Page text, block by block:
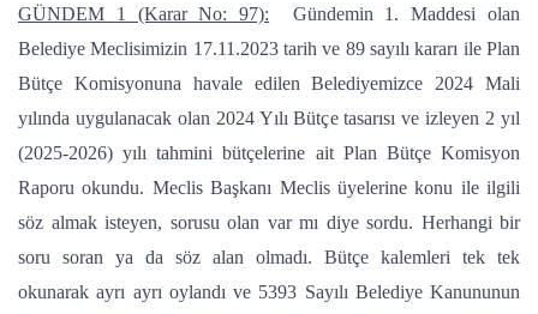
GÜNDEM 1 (Karar No: 97): Gündemin 1. Maddesi olan
Belediye Meclisimizin 17.11.2023 tarih ve 89 sayılı kararı ile Plan
Bütçe Komisyonuna havale edilen Belediyemizce 2024 Mali
yılında uygulanacak olan 2024 Yılı Bütçe tasarısı ve izleyen 2 yıl
(2025-2026) yılı tahmini bütçelerine ait Plan Bütçe Komisyon
Raporu okundu. Meclis Başkanı Meclis üyelerine konu ile ilgili
söz almak isteyen, sorusu olan var mı diye sordu. Herhangi bir
soru soran ya da söz alan olmadı. Bütçe kalemleri tek tek
okunarak ayrı ayrı oylandı ve 5393 Sayılı Belediye Kanununun